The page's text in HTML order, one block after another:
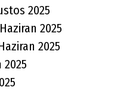
2025
2025
2025